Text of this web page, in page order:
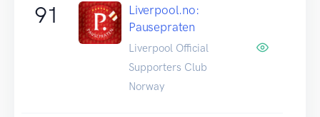
91
Liverpool.no:
Pausepraten
Liverpool Official
Supporters Club
Norway